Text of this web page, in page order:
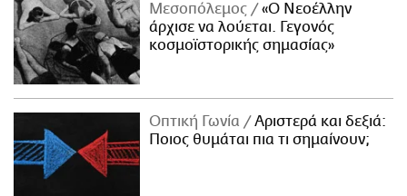
Μεσοπόλεμος
«Ο Νεοέλλην
άρχισε να λούεται. Γεγονός
κοσμοϊστορικής σημασίας»
Οπτική Γωνία
Αριστερά και δεξιά:
Ποιος θυμάται πια τι σημαίνουν;